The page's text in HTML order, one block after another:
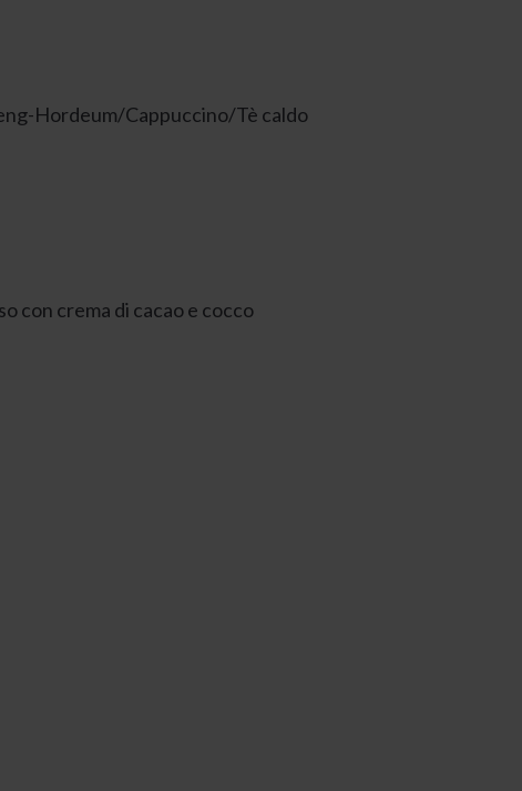
Hordeum/Cappuccino/Tè caldo
con crema di cacao e cocco